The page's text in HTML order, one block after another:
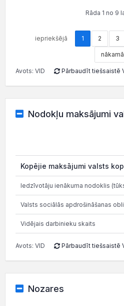
Rāda 1 no 9
iepriekšējā 1 2 3
nākamā
Avots: VID Pārbaudīt tiešsaistē
Nodokļu maksājumi
Kopējie maksājumi valsts
Iedzīvotāju ienākuma nodoklis
Valsts sociālās apdrošināšanas
Vidējais darbinieku skaits
Avots: VID Pārbaudīt tiešsaistē
Nozares